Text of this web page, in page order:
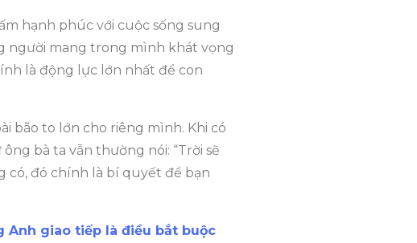
hạnh phúc với cuộc sống sung
người mang trong mình khát vọng
là động lực lớn nhất để con
bão to lớn cho riêng mình. Khi có
bà ta vẫn thường nói: “Trời sẽ
có, đó chính là bí quyết để bạn
Anh giao tiếp là điều bắt buộc